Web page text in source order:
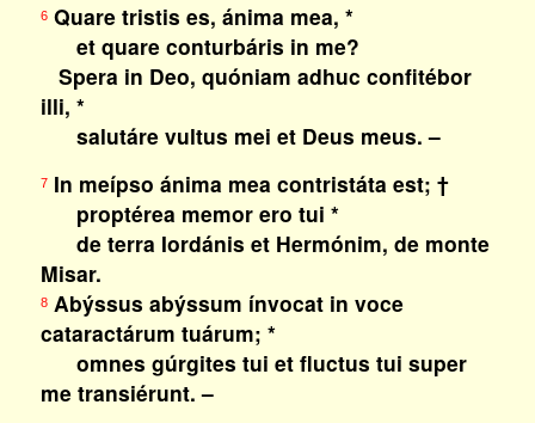
6Quare tristis es, ánima mea, *
et quare conturbáris in me?
Spera in Deo, quóniam adhuc confitébor
illi, *
salutáre vultus mei et Deus meus. –
7In meípso ánima mea contristáta est; †
proptérea memor ero tui *
de terra Iordánis et Hermónim, de monte
Misar.
8Abýssus abýssum ínvocat in voce
cataractárum tuárum; *
omnes gúrgites tui et fluctus tui super
me transiérunt. –